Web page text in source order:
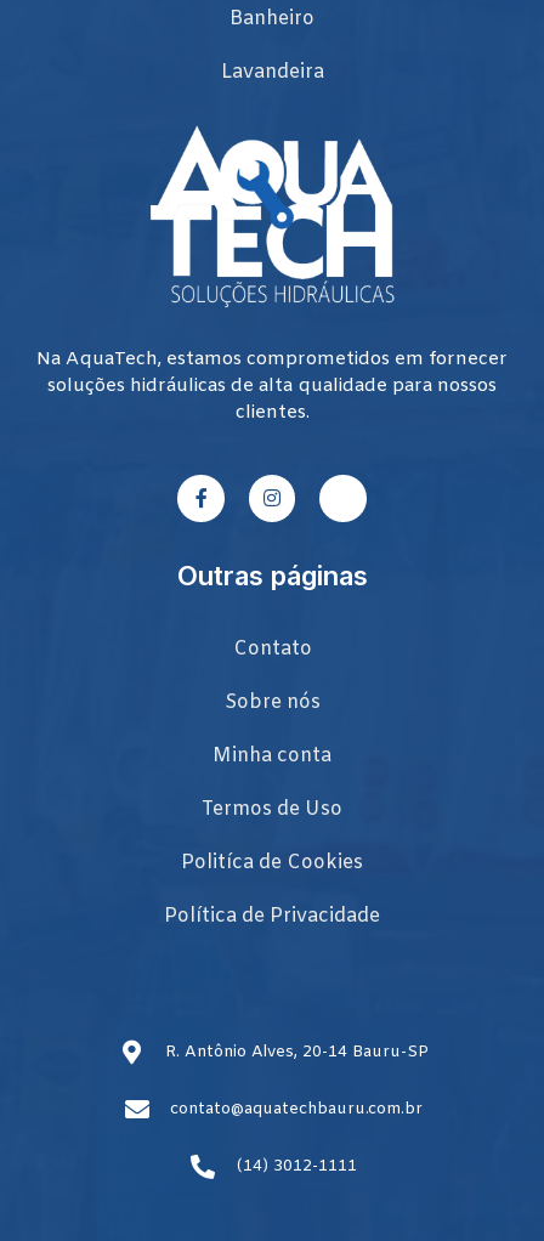
Banheiro
Lavandeira
Na AquaTech, estamos comprometidos em fornecer
soluções hidráulicas de alta qualidade para nossos
clientes.
Outras páginas
Contato
Sobre nós
Minha conta
Termos de Uso
Politíca de Cookies
Política de Privacidade
R. Antônio Alves, 20-14 Bauru-SP
contato@aquatechbauru.com.br
(14) 3012-1111